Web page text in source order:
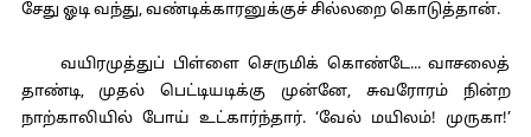
சேது ஓடி வந்து, வண்டிக்காரனுக்குச் சில்லறை கொடுத்தான்.
வயிரமுத்துப் பிள்ளை செருமிக் கொண்டே... வாசலைத்
தாண்டி, முதல் பெட்டியடிக்கு முன்னே, சுவரோரம் நின்ற
நாற்காலியில் போய் உட்கார்ந்தார். ‘வேல் மயிலம்! முருகா!’